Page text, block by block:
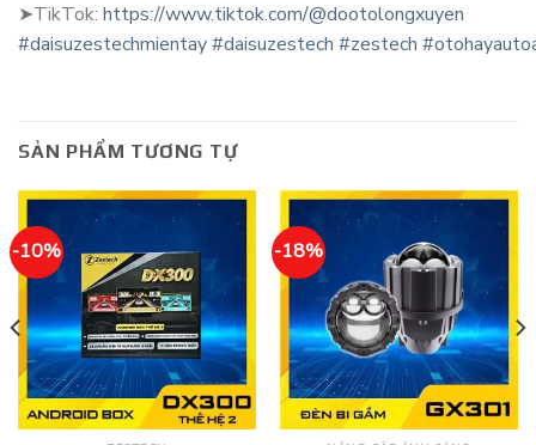
➤TikTok: https://www.tiktok.com/@dootolongxuyen
#daisuzestechmientay#daisuzestech #zestech
SẢN PHẨM TƯƠNG TỰ
-10% -18%